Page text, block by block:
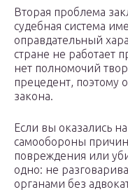
Вторая проблема
судебная система
оправдательный
стране не работает
нет полномочий
прецедент, поэтому
закона.
Если вы оказались
самообороны
повреждения или
одно: не
органами без